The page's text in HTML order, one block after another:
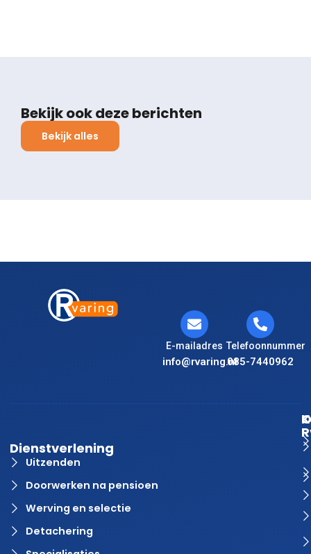
Bekijk ook deze berichten
Bekijk alles
E-mailadres
info@rvaring.nl
Telefoonnummer
085-7440962
Dienstverlening
Uitzenden
Doorwerken na pensioen
Werving en selectie
Detachering